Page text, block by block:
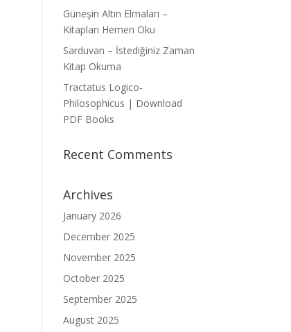
Güneşin Altın Elmaları –
Kitapları Hemen Oku
Sarduvan – İstediğiniz Zaman
Kitap Okuma
Tractatus Logico-
Philosophicus | Download
PDF Books
Recent Comments
Archives
January 2026
December 2025
November 2025
October 2025
September 2025
August 2025